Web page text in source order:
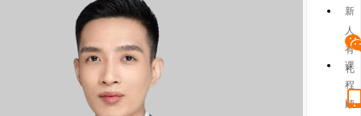
新
人
有
礼
课
程
顾